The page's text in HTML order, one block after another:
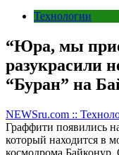
Технологии
“Юра, мы
разукрасили
“Буран” на
NEWSru.com ::
Граффити появились
который находится в
космодрома Байконур.